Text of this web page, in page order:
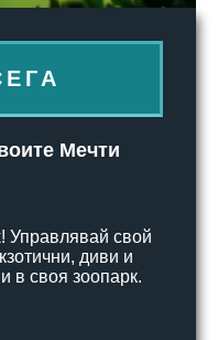
Мечти
Управлявай свой
диви и
в своя зоопарк.